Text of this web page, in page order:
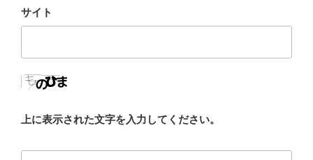
サイト
上に表示された文字を入力してください。